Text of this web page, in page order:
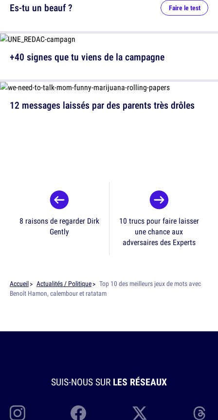
12 messages laissés par des parents très drôles
Es-tu un beauf ? Faire le test
+40 signes que tu viens de la campagne
8 raisons de regarder Dirk
Gently
10 trucs pour faire laisser
une chance aux
adversaires des Experts
Accueil Actualités / Politique
Top 10 des meilleurs jeux de mots avec
Benoît Hamon, calembour et ratatam
SUIS-NOUS SUR LES RÉSEAUX